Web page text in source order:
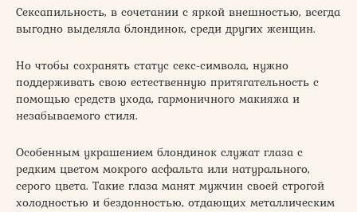
Сексапильность, в сочетании с яркой внешностью, всегда
выгодно выделяла блондинок, среди других женщин.
Но чтобы сохранять статус секс-символа, нужно
поддерживать свою естественную притягательность с
помощью средств ухода, гармоничного макияжа и
незабываемого стиля.
Особенным украшением блондинок служат глаза с
редким цветом мокрого асфальта или натурального,
серого цвета. Такие глаза манят мужчин своей строгой
холодностью и бездонностью, отдающих металлическим